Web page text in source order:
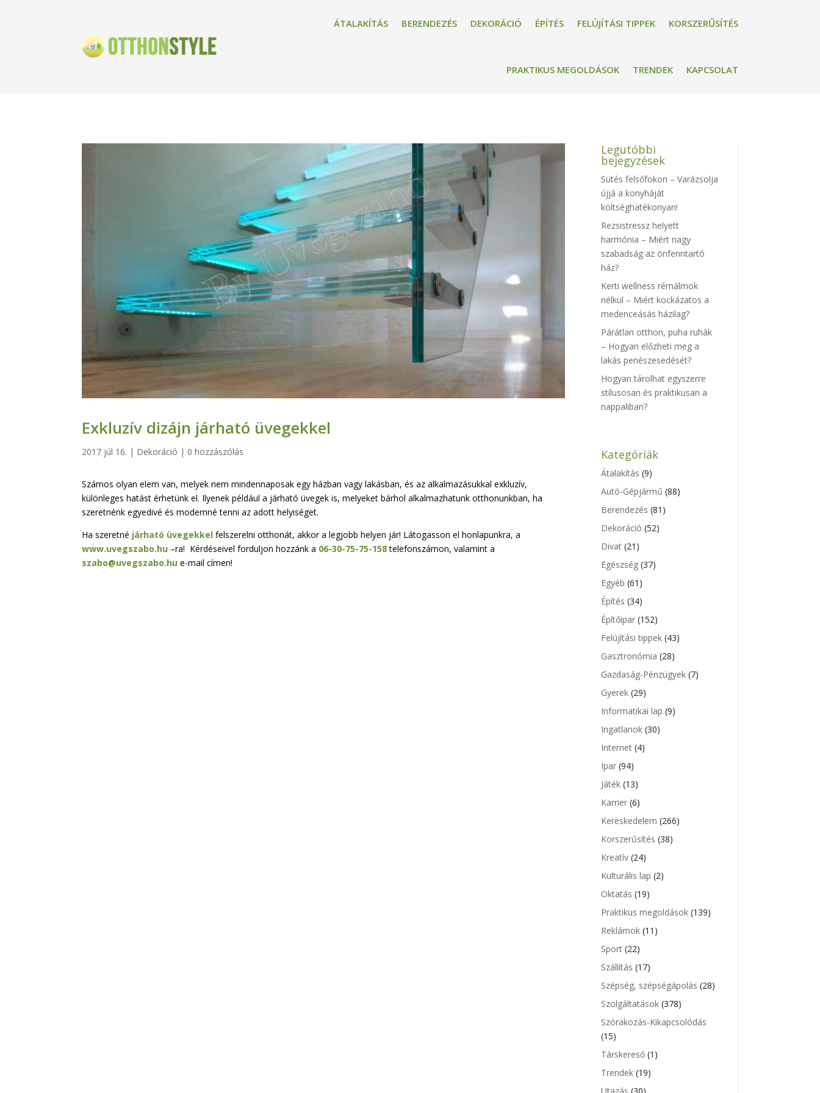
ÁTALAKÍTÁS BERENDEZÉS DEKORÁCIÓ ÉPÍTÉS FELÚJÍTÁSI TIPPEK KORSZERŰSÍTÉS
PRAKTIKUS MEGOLDÁSOK TRENDEK KAPCSOLAT
Exkluzív dizájn járható üvegekkel
2017 júl 16. | Dekoráció | 0 hozzászólás
Számos olyan elem van, melyek nem mindennaposak egy házban vagy lakásban, és az alkalmazásukkal exkluzív,
különleges hatást érhetünk el. Ilyenek például a járható üvegek is, melyeket bárhol alkalmazhatunk otthonunkban, ha
szeretnénk egyedivé és modernné tenni az adott helyiséget.
Ha szeretné járható üvegekkel felszerelni otthonát, akkor a legjobb helyen jár! Látogasson el honlapunkra, a
www.uvegszabo.hu –ra! Kérdéseivel forduljon hozzánk a 06-30-75-75-158telefonszámon, valamint a
szabo@uvegszabo.hu e-mail címen!
Legutóbbi
bejegyzések
Sütés felsőfokon – Varázsolja
újjá a konyháját
költséghatékonyan!
Rezsistressz helyett
harmónia – Miért nagy
szabadság az önfenntartó
ház?
Kerti wellness rémálmok
nélkül – Miért kockázatos a
medenceásás házilag?
Párátlan otthon, puha ruhák
– Hogyan előzheti meg a
lakás penészesedését?
Hogyan tárolhat egyszerre
stílusosan és praktikusan a
nappaliban?
Kategóriák
Átalakítás (9)
Autó-Gépjármű (88)
Berendezés (81)
Dekoráció (52)
Divat (21)
Egészség (37)
Egyéb (61)
Építés (34)
Építőipar (152)
Felújítási tippek (43)
Gasztronómia (28)
Gazdaság-Pénzügyek (7)
Gyerek (29)
Informatikai lap (9)
Ingatlanok (30)
Internet (4)
Ipar (94)
Játék (13)
Karrier (6)
Kereskedelem (266)
Korszerűsítés (38)
Kreatív (24)
Kulturális lap (2)
Oktatás (19)
Praktikus megoldások (139)
Reklámok (11)
Sport (22)
Szállítás (17)
Szépség, szépségápolás (28)
Szolgáltatások (378)
Szórakozás-Kikapcsolódás
(15)
Társkereső (1)
Trendek (19)